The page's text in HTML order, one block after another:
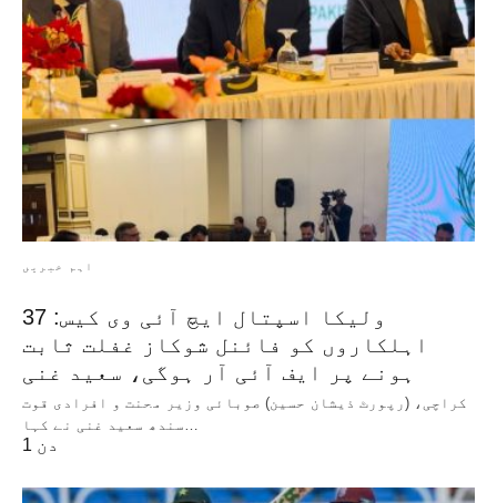
اہم خبریں
ولیکا اسپتال ایچ آئی وی کیس: 37
اہلکاروں کو فائنل شوکاز غفلت ثابت
ہونے پر ایف آئی آر ہوگی، سعید غنی
کراچی، (رپورٹ ذیشان حسین) صوبائی وزیر محنت و افرادی قوت
1 دن